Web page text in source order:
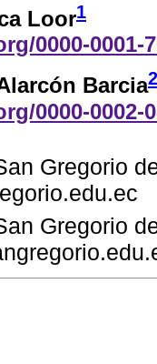
Loor1
0000-0001-
Barcia2
0000-0002-
Gregorio
Gregorio